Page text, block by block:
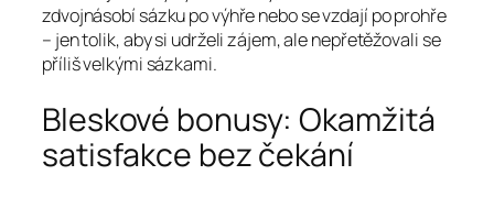
zdvojnásobí sázku po výhře nebo se vzdají po prohře
– jen tolik, aby si udrželi zájem, ale nepřetěžovali se
příliš velkými sázkami.
Bleskové bonusy: Okamžitá
satisfakce bez čekání